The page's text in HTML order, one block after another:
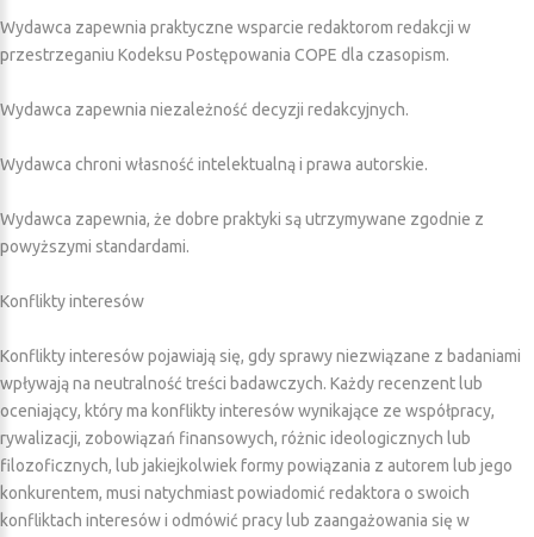
Wydawca zapewnia praktyczne wsparcie redaktorom redakcji w
przestrzeganiu Kodeksu Postępowania COPE dla czasopism.
Wydawca zapewnia niezależność decyzji redakcyjnych.
Wydawca chroni własność intelektualną i prawa autorskie.
Wydawca zapewnia, że dobre praktyki są utrzymywane zgodnie z
powyższymi standardami.
Konflikty interesów
Konflikty interesów pojawiają się, gdy sprawy niezwiązane z badaniami
wpływają na neutralność treści badawczych. Każdy recenzent lub
oceniający, który ma konflikty interesów wynikające ze współpracy,
rywalizacji, zobowiązań finansowych, różnic ideologicznych lub
filozoficznych, lub jakiejkolwiek formy powiązania z autorem lub jego
konkurentem, musi natychmiast powiadomić redaktora o swoich
konfliktach interesów i odmówić pracy lub zaangażowania się w